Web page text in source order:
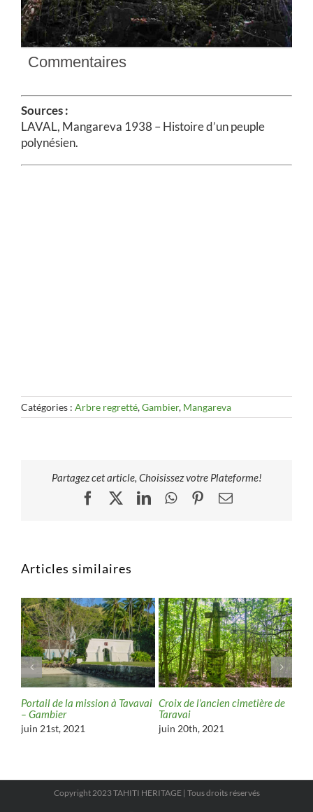
Commentaires
Sources :
LAVAL, Mangareva 1938 – Histoire d’un peuple
polynésien.
Catégories : Arbre regretté,Gambier, Mangareva
Partagez cet article, Choisissez votre Plateforme!
FacebookLinkedInWhatsApp
Pinterest
Email
Articles similaires
Portail de la mission à Tavavai
– Gambier
juin 21st, 2021
Croix de l’ancien cimetière de
Taravai
juin 20th, 2021
Copyright 2023 TAHITI HERITAGE | Tous droits réservés